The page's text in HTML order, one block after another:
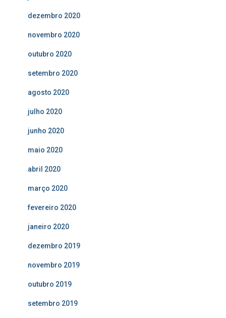
dezembro 2020
novembro 2020
outubro 2020
setembro 2020
agosto 2020
julho 2020
junho 2020
maio 2020
abril 2020
março 2020
fevereiro 2020
janeiro 2020
dezembro 2019
novembro 2019
outubro 2019
setembro 2019